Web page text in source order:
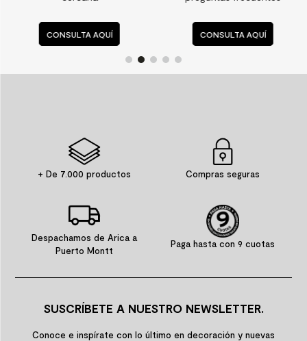
CONSULTA AQUÍ CONSULTA AQUÍ
+ De 7.000 productos Compras seguras
Despachamos de Arica a
Puerto Montt
Paga hasta con 9 cuotas
SUSCRÍBETE A NUESTRO NEWSLETTER.
Conoce e inspírate con lo último en decoración y nuevas